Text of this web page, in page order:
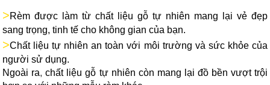
>Rèm được làm từ chất liệu gỗ tự nhiên mang lại vẻ đẹp
sang trọng, tinh tế cho không gian của bạn.
>Chất liệu tự nhiên an toàn với môi trường và sức khỏe của
người sử dụng.
Ngoài ra, chất liệu gỗ tự nhiên còn mang lại đồ bền vượt trội